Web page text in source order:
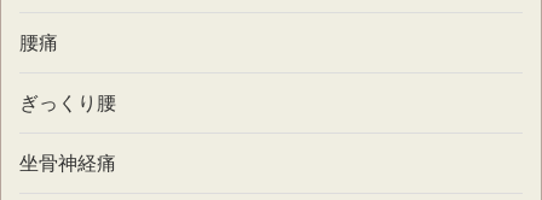
腰痛
ぎっくり腰
坐骨神経痛